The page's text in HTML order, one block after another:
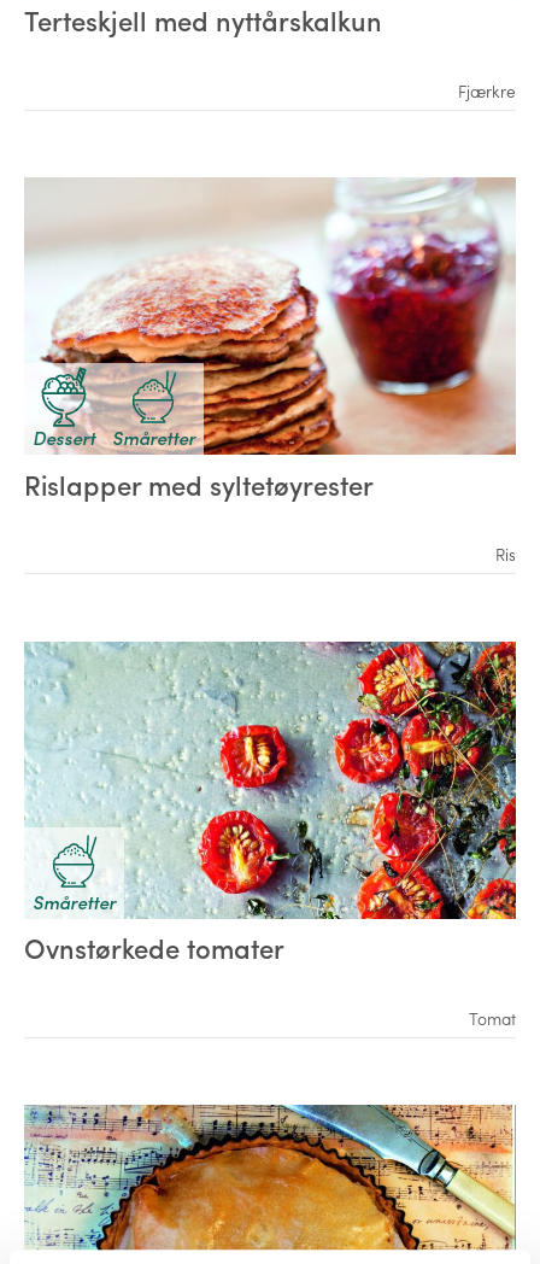
Terteskjell med nyttårskalkun
Fjærkre
Dessert Småretter
Rislapper med syltetøyrester
Ris
Småretter
Ovnstørkede tomater
Tomat